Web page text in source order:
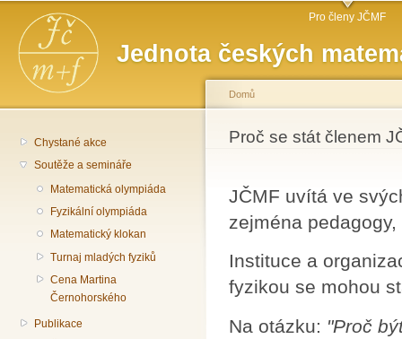
Jednota českých
Hlavní menu Pro členy JČMF
Chystané akce
Soutěže a semináře
Matematická olympiáda
Fyzikální olympiáda
Matematický klokan
Turnaj mladých fyziků
Cena Martina
Černohorského
Publikace
Jste zde
Domů
Proč se stát členem
JČMF uvítá ve
zejména
Instituce a
fyzikou se mohou
Na otázku: "Proč